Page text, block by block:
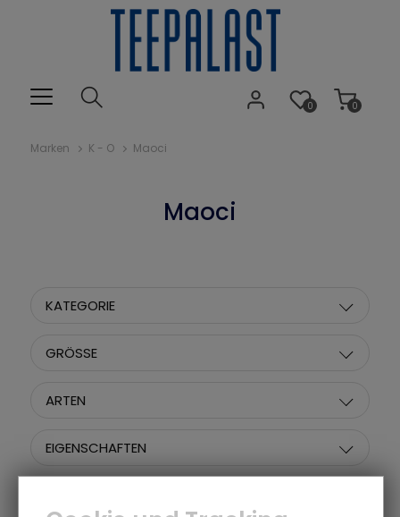
0
0
Marken K - O Maoci
Maoci
KATEGORIE
GRÖSSE
ARTEN
EIGENSCHAFTEN